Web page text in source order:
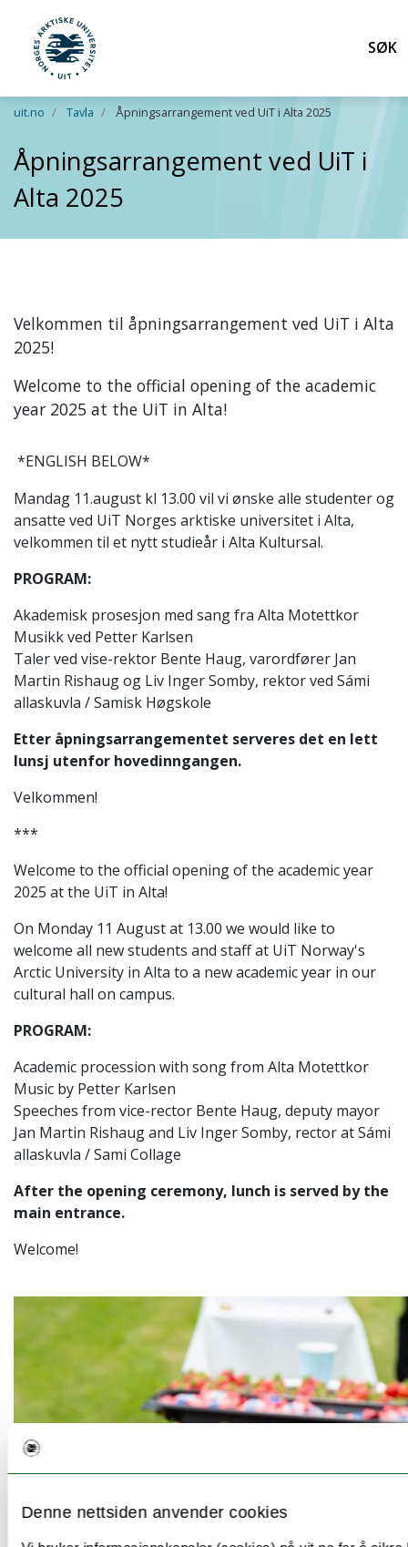
Denne nettsiden anvender cookies
Gå til hovedinnhold
UiT Norges arktiske universitet Søk
uit.no Tavla Åpningsarrangement ved UiT i Alta 2025
Åpningsarrangement ved UiT i
Alta 2025
Velkommen til åpningsarrangement ved UiT i Alta
2025!
Welcome to the official opening of the academic
year 2025 at the UiT in Alta!
*ENGLISH BELOW*
Mandag 11.august kl 13.00 vil vi ønske alle studenter og
ansatte ved UiT Norges arktiske universitet i Alta,
velkommen til et nytt studieår i Alta Kultursal.
PROGRAM:
Akademisk prosesjon med sang fra Alta Motettkor
Musikk ved Petter Karlsen
Taler ved vise-rektor Bente Haug, varordfører Jan
Martin Rishaug og Liv Inger Somby, rektor ved Sámi
allaskuvla / Samisk Høgskole
Etter åpningsarrangementet serveres det en lett
lunsj utenfor hovedinngangen.
Velkommen!
***
Welcome to the official opening of the academic year
2025 at the UiT in Alta!
On Monday 11 August at 13.00 we would like to
welcome all new students and staff at UiT Norway's
Arctic University in Alta to a new academic year in our
cultural hall on campus.
PROGRAM:
Academic procession with song from Alta Motettkor
Music by Petter Karlsen
Speeches from vice-rector Bente Haug, deputy mayor
Jan Martin Rishaug and Liv Inger Somby, rector at Sámi
allaskuvla / Sami Collage
After the opening ceremony, lunch is served by the
main entrance.
Welcome!